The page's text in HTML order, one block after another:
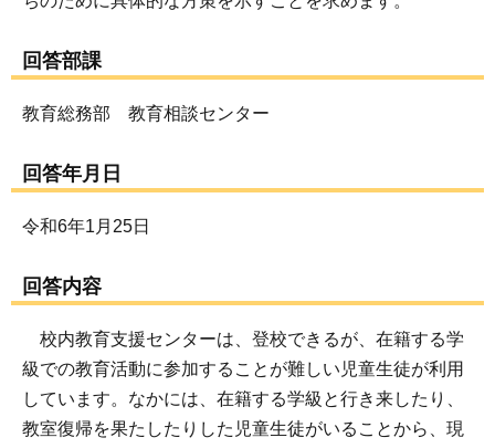
回答部課
教育総務部 教育相談センター
回答年月日
令和6年1月25日
回答内容
校内教育支援センターは、登校できるが、在籍する学
級での教育活動に参加することが難しい児童生徒が利用
しています。なかには、在籍する学級と行き来したり、
教室復帰を果たしたりした児童生徒がいることから、現